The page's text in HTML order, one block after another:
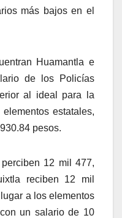
más bajos en el
Huamantla e
de los Policías
al ideal para la
estatales,
pesos.
12 mil 477,
reciben 12 mil
a los elementos
un salario de 10